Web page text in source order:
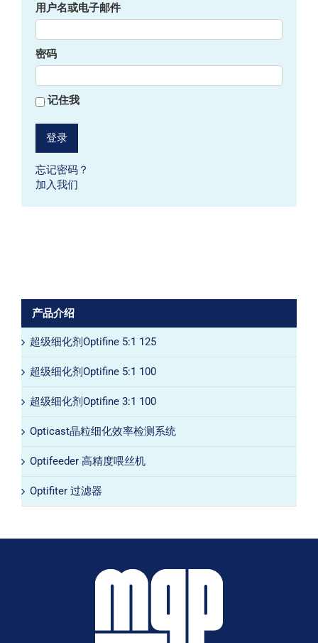
用户名或电子邮件
密码
记住我
忘记密码？
加入我们
产品介绍
超级细化剂Optifine 5:1 125
超级细化剂Optifine 5:1 100
超级细化剂Optifine 3:1 100
Opticast晶粒细化效率检测系统
Optifeeder 高精度喂丝机
Optifiter 过滤器